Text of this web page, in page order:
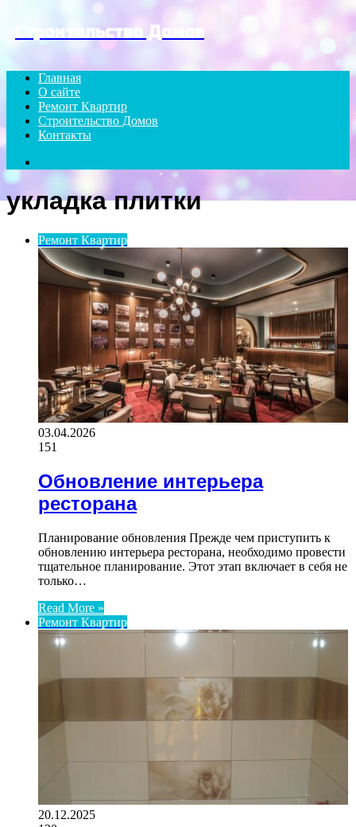
Строительство Домов
Главная
О сайте
Ремонт Квартир
Строительство Домов
Контакты
for
укладка плитки
Ремонт Квартир
03.04.2026
151
Обновление интерьера
ресторана
Планирование обновления Прежде чем приступить к
обновлению интерьера ресторана, необходимо провести
тщательное планирование. Этот этап включает в себя не
только…
Read More »
Ремонт Квартир
20.12.2025